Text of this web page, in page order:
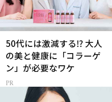
50代には激減する⁉ 大人
の美と健康に「コラーゲ
ン」が必要なワケ